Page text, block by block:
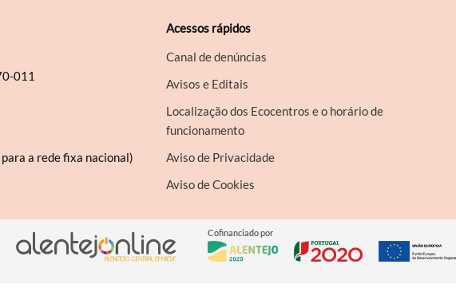
011
a rede fixa nacional)
Acessos rápidos
Canal de denúncias
Avisos e Editais
Localização dos Ecocentros e o horário de
funcionamento
Aviso de Privacidade
Aviso de Cookies
Cofinanciado por